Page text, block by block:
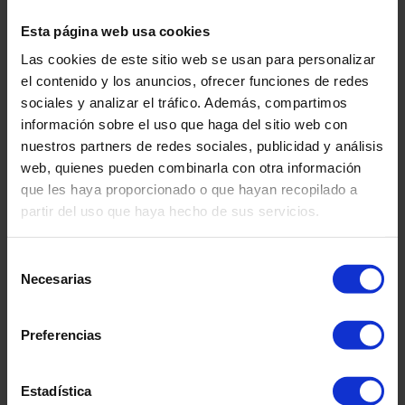
Esta página web usa cookies
Las cookies de este sitio web se usan para personalizar
el contenido y los anuncios, ofrecer funciones de redes
sociales y analizar el tráfico. Además, compartimos
información sobre el uso que haga del sitio web con
nuestros partners de redes sociales, publicidad y análisis
web, quienes pueden combinarla con otra información
que les haya proporcionado o que hayan recopilado a
partir del uso que haya hecho de sus servicios.
Necesarias
Preferencias
Estadística
húmeda.AltroFix W157está recomendado sólo para
superficies absorbentes tipo placas de cartón-yeso por
lo que, si utiliza este adhesivo sobre superficies
impermeables como baldosas de cerámica, Altro
Whiterock no se pegará correctamente. Si desea más
información sobre cómo preparar, mezclar y aplicar
adhesivos de Altro a nuestras láminas de revestimiento
de paredes, consulte nuestra guía de instalación.
Altro Whiterock debe instalarse sobre una superficie
sobre cómo hacer el replanteo de su